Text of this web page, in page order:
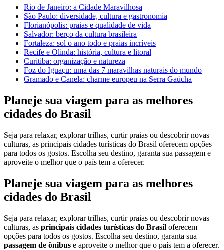
Rio de Janeiro: a Cidade Maravilhosa
São Paulo: diversidade, cultura e gastronomia
Florianópolis: praias e qualidade de vida
Salvador: berço da cultura brasileira
Fortaleza: sol o ano todo e praias incríveis
Recife e Olinda: história, cultura e litoral
Curitiba: organização e natureza
Foz do Iguaçu: uma das 7 maravilhas naturais do mundo
Gramado e Canela: charme europeu na Serra Gaúcha
Planeje sua viagem para as melhores
cidades do Brasil
Seja para relaxar, explorar trilhas, curtir praias ou descobrir novas
culturas, as principais cidades turísticas do Brasil oferecem opções
para todos os gostos. Escolha seu destino, garanta sua passagem e
aproveite o melhor que o país tem a oferecer.
Planeje sua viagem para as melhores
cidades do Brasil
Seja para relaxar, explorar trilhas, curtir praias ou descobrir novas
culturas, as principais cidades turísticas do Brasil oferecem
opções para todos os gostos. Escolha seu destino, garanta sua
passagem de ônibus e aproveite o melhor que o país tem a oferecer.